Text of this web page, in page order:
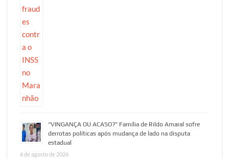
“VINGANÇA OU ACASO?” Família de Rildo Amaral sofre
derrotas políticas após mudança de lado na disputa
estadual
6 de agosto de 2026